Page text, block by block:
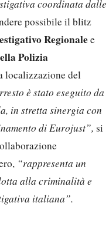
coordinata dalle
possibile il blitz
Regionalee
Polizia
localizzazione del
è stato eseguito da
in stretta sinergia con
di Eurojust”, si
“rappresenta un
alla criminalità e
italiana”.